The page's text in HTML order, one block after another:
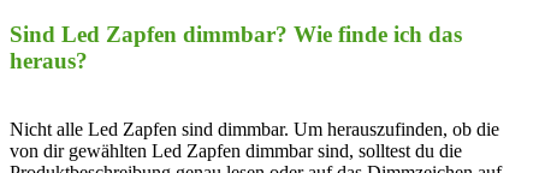
Sind ‍Led Zapfen ‍dimmbar? Wie finde ich das
heraus?
Nicht alle‌ Led Zapfen sind dimmbar. Um herauszufinden, ob die
von dir gewählten⁢ Led Zapfen‍ dimmbar sind, solltest du die